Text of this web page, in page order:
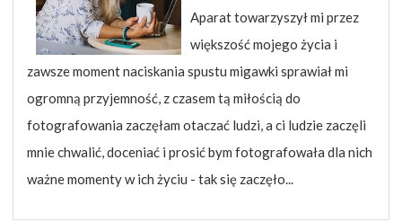
Aparat towarzyszył mi przez
większość mojego życia i
zawsze moment naciskania spustu migawki sprawiał mi
ogromną przyjemność, z czasem tą miłością do
fotografowania zaczęłam otaczać ludzi, a ci ludzie zaczęli
mnie chwalić, doceniać i prosić bym fotografowała dla nich
ważne momenty w ich życiu - tak się zaczęło...